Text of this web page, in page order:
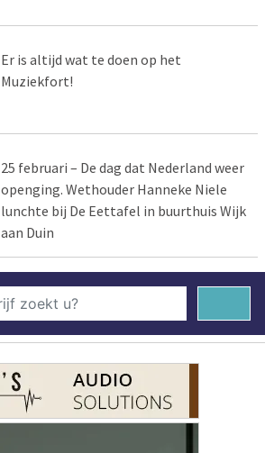
Er is altijd wat te doen op het
Muziekfort!
25 februari – De dag dat Nederland weer
openging. Wethouder Hanneke Niele
lunchte bij De Eettafel in buurthuis Wijk
aan Duin